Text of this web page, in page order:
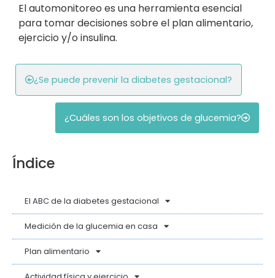
El automonitoreo es una herramienta esencial
para tomar decisiones sobre el plan alimentario,
ejercicio y/o insulina.
¿Se puede prevenir la diabetes gestacional?
¿Cuáles son los objetivos de glucemia?
Índice
El ABC de la diabetes gestacional
Medición de la glucemia en casa
Plan alimentario